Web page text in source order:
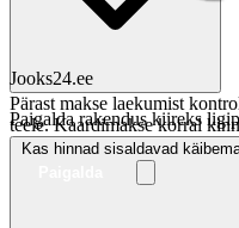
Pärast makse laekumist
teele. Kaardimakse korral
Kas hinnad sisaldavad
Jooks24.ee
Paigalda rakendus kiireks